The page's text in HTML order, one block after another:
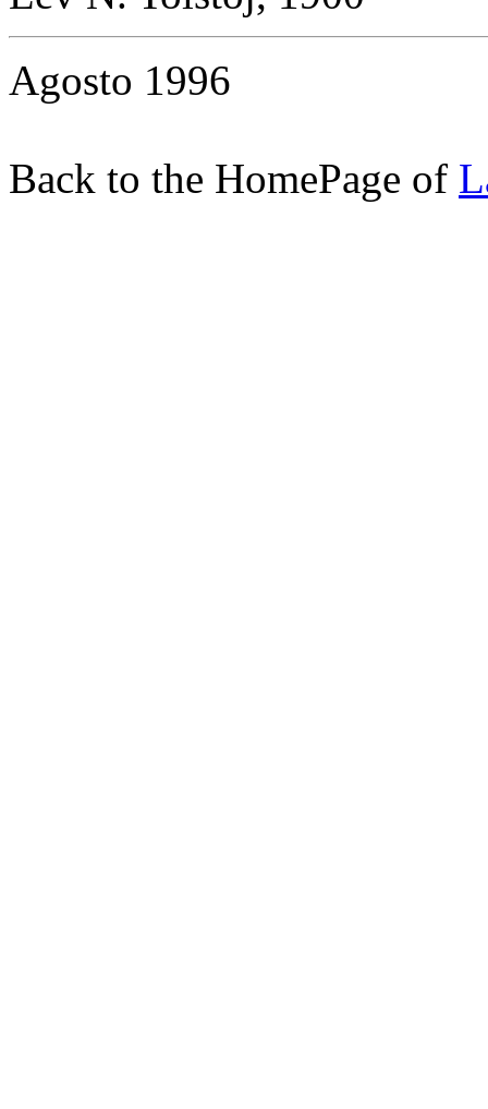
Agosto 1996
Back to the HomePage of